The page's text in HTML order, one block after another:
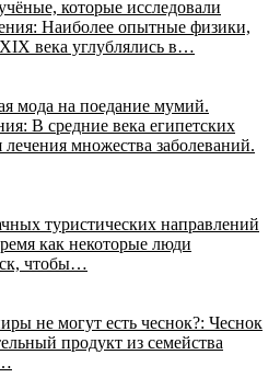
которые исследовали
Наиболее опытные физики,
века углублялись в…
мода на поедание мумий.
В средние века египетских
множества заболеваний.
туристических направлений
как некоторые люди
чтобы…
не могут есть чеснок?: Чеснок
продукт из семейства